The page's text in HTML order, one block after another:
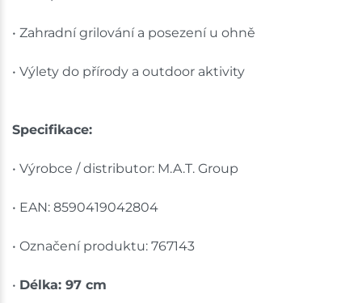
• Zahradní grilování a posezení u ohně
• Výlety do přírody a outdoor aktivity
Specifikace:
• Výrobce / distributor: M.A.T. Group
• EAN: 8590419042804
• Označení produktu: 767143
• Délka: 97 cm